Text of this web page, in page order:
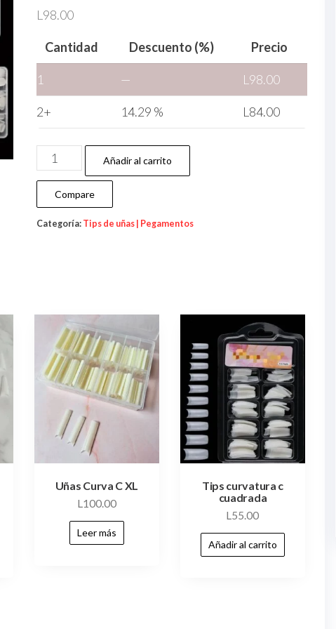
L 98.00
Cantidad Descuento (%) Precio
1 — L 98.00
2+ 14.29 % L 84.00
Añadir al carrito
Compare
Categoría: Tips de uñas | Pegamentos
Uñas Curva C XL
L100.00
Leer más
Tips curvatura c
cuadrada
L55.00
Añadir al carrito